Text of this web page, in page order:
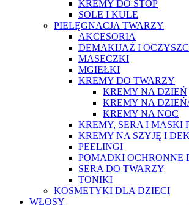
KREMY DO STÓP
SOLE I KULE
PIELĘGNACJA TWARZY
AKCESORIA
DEMAKIJAŻ I
MASECZKI
MGIEŁKI
KREMY DO TWARZY
KREMY NA DZIEŃ
KREMY NA
KREMY NA NOC
KREMY, SERA I MASKI
KREMY NA SZYJĘ I
PEELINGI
POMADKI OCHRONNE
SERA DO TWARZY
TONIKI
KOSMETYKI DLA DZIECI
WŁOSY